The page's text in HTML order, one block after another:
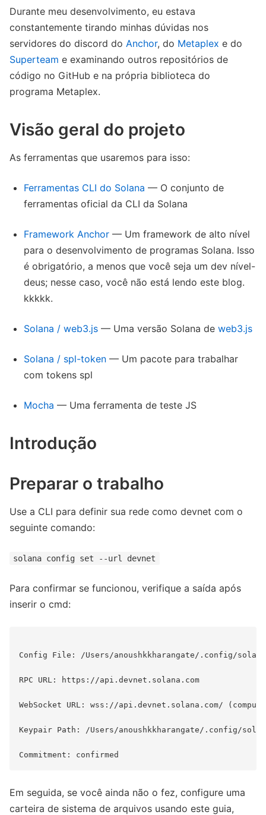
Durante meu desenvolvimento, eu estava
constantemente tirando minhas dúvidas nos
servidores do discord do Anchor, do Metaplex e do
Superteam e examinando outros repositórios de
código no GitHub e na própria biblioteca do
programa Metaplex.
Visão geral do projeto
As ferramentas que usaremos para isso:
Ferramentas CLI do Solana — O conjunto de
ferramentas oficial da CLI da Solana
Framework Anchor — Um framework de alto nível
para o desenvolvimento de programas Solana. Isso
é obrigatório, a menos que você seja um dev nível-
deus; nesse caso, você não está lendo este blog.
kkkkk.
Solana / web3.js — Uma versão Solana de web3.js
Solana / spl-token — Um pacote para trabalhar
com tokens spl
Mocha — Uma ferramenta de teste JS
Introdução
Preparar o trabalho
Use a CLI para definir sua rede como devnet com o
seguinte comando:
solana config set --url devnet
Para confirmar se funcionou, verifique a saída após
inserir o cmd:
Config File: /Users/anoushkkharangate/.config/
RPC URL: https://api.devnet.solana.com
WebSocket URL: wss://api.devnet.solana.com/
Keypair Path: /Users/anoushkkharangate/.config/
Em seguida, se você ainda não o fez, configure uma
carteira de sistema de arquivos usando este guia,